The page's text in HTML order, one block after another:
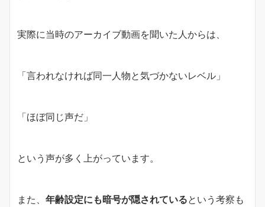
実際に当時のアーカイブ動画を聞いた人からは、
「言われなければ同一人物と気づかないレベル」
「ほぼ同じ声だ」
という声が多く上がっています。
また、 年齢設定にも暗号が隠されているという考察も